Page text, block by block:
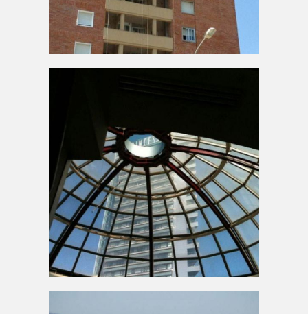
Edifici de diverses plantes
AMPLIAR
Reparació de volta de